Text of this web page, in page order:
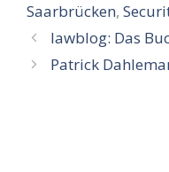
Saarbrücken,
lawblog: Das
Patrick